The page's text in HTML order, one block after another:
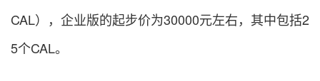
CAL），企业版的起步价为30000元左右，其中包括2
5个CAL。